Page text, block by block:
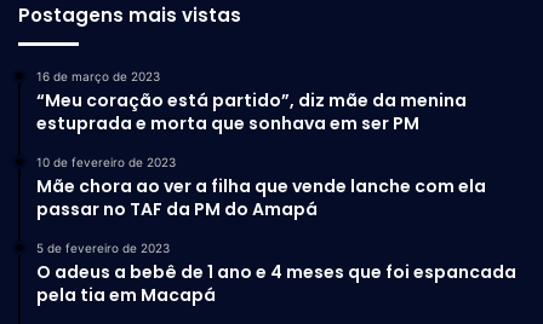
Postagens mais vistas
16 de março de 2023
“Meu coração está partido”, diz mãe da menina
estuprada e morta que sonhava em ser PM
10 de fevereiro de 2023
Mãe chora ao ver a filha que vende lanche com ela
passar no TAF da PM do Amapá
5 de fevereiro de 2023
O adeus a bebê de 1 ano e 4 meses que foi espancada
pela tia em Macapá